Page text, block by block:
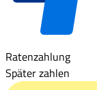
Ratenzahlung
Später zahlen